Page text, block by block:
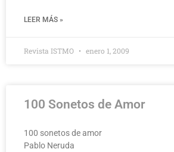
LEER MÁS »
Revista ISTMO enero 1, 2009
100 Sonetos de Amor
100 sonetos de amor
Pablo Neruda